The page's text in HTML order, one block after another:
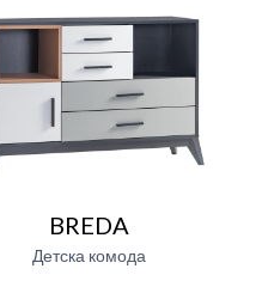
BREDA
Детска комода